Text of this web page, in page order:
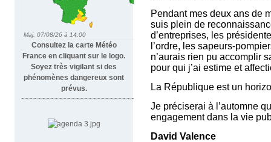
Consultez la carte Météo
France en cliquant sur le logo.
Soyez très vigilant si des
phénomènes dangereux sont
prévus.
~~~~~~~~~~~~~~~~~~~~~~~~~~~~
Pendant mes deux ans de
suis plein de
d’entreprises, les
l’ordre, les sapeurs-
n’aurais rien pu accomplir
pour qui j’ai estime et
La République est un
Je préciserai à l’automne
engagement dans la vie
David Valence